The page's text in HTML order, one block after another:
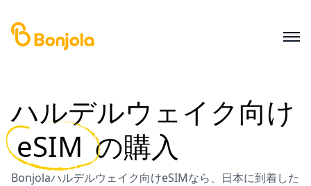
ハルデルウェイク向け
eSIM の購入
Bonjolaハルデルウェイク向けeSIMなら、日本に到着した